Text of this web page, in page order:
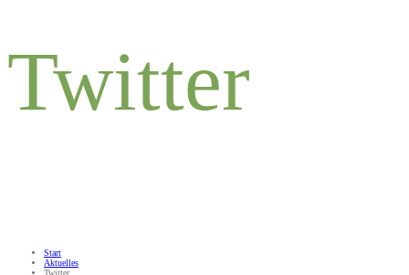
Twitter
Start
Aktuelles
Twitter